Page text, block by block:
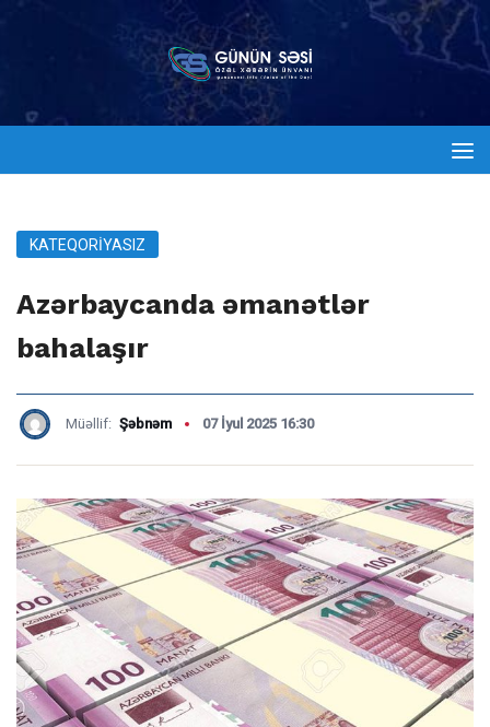
KATEQORIYASIZ
Azərbaycanda əmanətlər
bahalaşır
Müəllif: Şəbnəm 07 İyul 2025 16:30